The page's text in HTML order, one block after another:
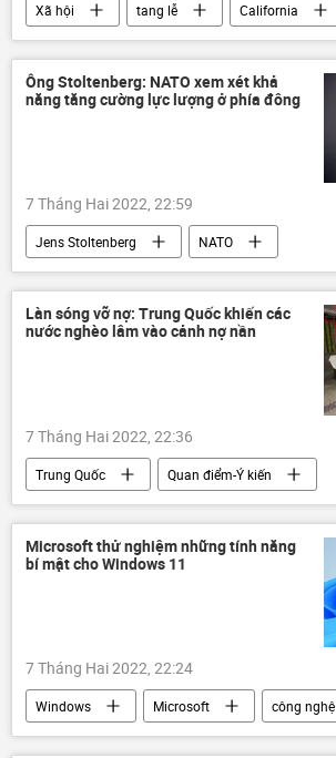
Xã hội tang lễ
California
Hoa Kỳ
Ông Stoltenberg: NATO xem xét khả
năng tăng cường lực lượng ở phía đông
7 Tháng Hai 2022, 22:59
Jens Stoltenberg
NATO
Trung Quốc
Nga
Chính trị
Quân sự
Hoa Kỳ
Làn sóng vỡ nợ: Trung Quốc khiến các
nước nghèo lâm vào cảnh nợ nần
7 Tháng Hai 2022, 22:36
Trung Quốc
Quan điểm-Ý kiến
Kinh tế
Thế giới
GDP
Ngân hàng Thế giới
nợ nần
Microsoft thử nghiệm những tính năng
bí mật cho Windows 11
7 Tháng Hai 2022, 22:24
Windows Microsoft
công nghệ
Xã hội